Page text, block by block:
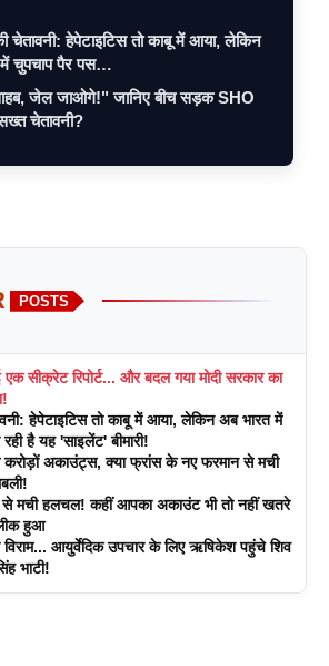
चेतावनी: हेपेटाइटिस तो काबू में आया, लेकिन
चुपचाप पैर पस…
जेल जाओगे!" जानिए बीच सड़क SHO
चेतावनी?
POSTS
सीक्रेट रिपोर्ट... और बदल गया मोदी सरकार का
हेपेटाइटिस तो काबू में आया, लेकिन अब भारत में
है यह 'साइलेंट' बीमारी!
करोड़ों अकाउंट्स, क्या फ्रांस के नए फरमान से मची
मची हलचल! कहीं आपका अकाउंट भी तो नहीं खतरे
हुआ
विराम... आयुर्वेदिक उपचार के लिए ऋषिकेश पहुंचे शिव
भाटी!